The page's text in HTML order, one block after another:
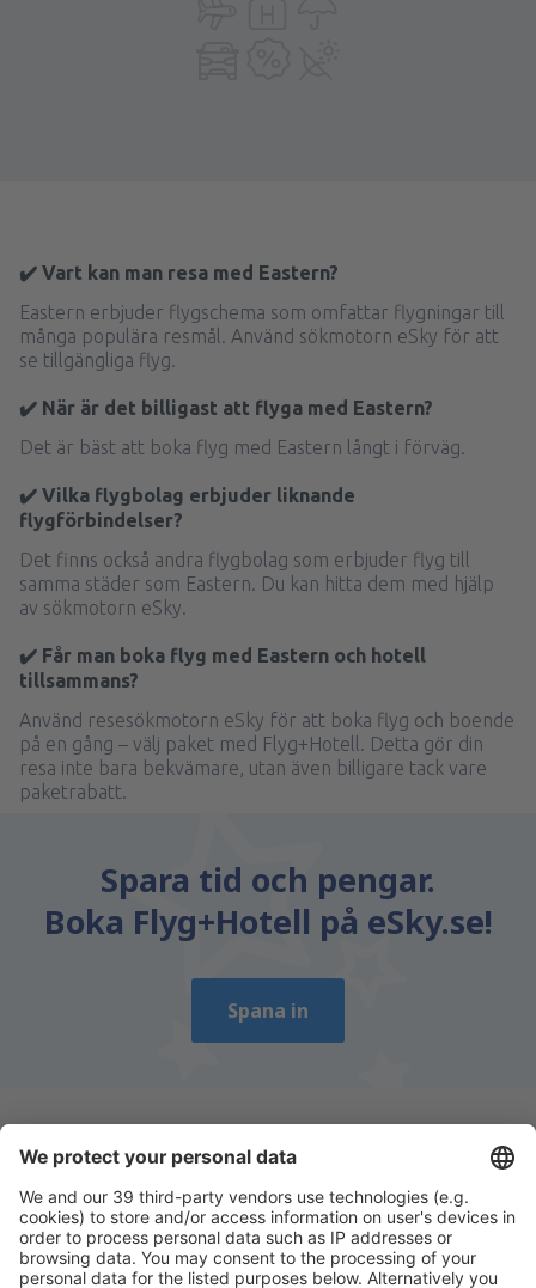
✔️ Vart kan man resa med Eastern?
Eastern erbjuder flygschema som omfattar flygningar till
många populära resmål. Använd sökmotorn eSky för att
se tillgängliga flyg.
✔️ När är det billigast att flyga med Eastern?
Det är bäst att boka flyg med Eastern långt i förväg.
✔️ Vilka flygbolag erbjuder liknande
flygförbindelser?
Det finns också andra flygbolag som erbjuder flyg till
samma städer som Eastern. Du kan hitta dem med hjälp
av sökmotorn eSky.
✔️ Får man boka flyg med Eastern och hotell
tillsammans?
Använd resesökmotorn eSky för att boka flyg och boende
på en gång – välj paket med Flyg+Hotell. Detta gör din
resa inte bara bekvämare, utan även billigare tack vare
paketrabatt.
Spara tid och pengar.
Boka Flyg+Hotell på eSky.se!
Spana in
Ladda ner vår appför att enkelt planera